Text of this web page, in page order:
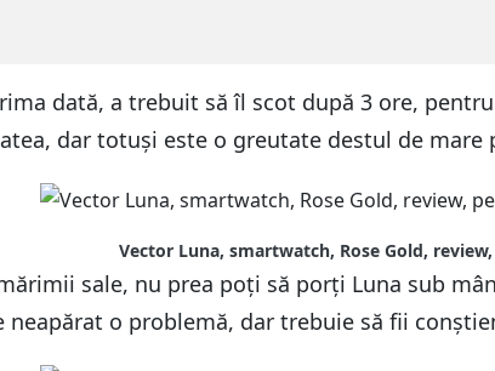
dată, a trebuit să îl scot după 3 ore,
dar totuși este o greutate destul de mare
Vector Luna, smartwatch, Rose Gold,
sale, nu prea poți să porți Luna sub
neapărat o problemă, dar trebuie să fii